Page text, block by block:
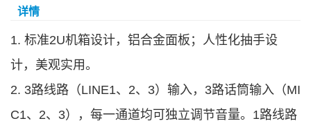
详情
1. 标准2U机箱设计，铝合金面板；人性化抽手设
计，美观实用。
2. 3路线路（LINE1、2、3）输入，3路话筒输入（MI
C1、2、3），每一通道均可独立调节音量。1路线路